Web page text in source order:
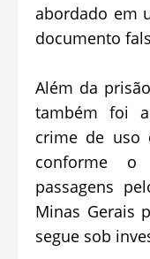
abordado em
documento
Além da
também foi
crime de uso
conforme o
passagens
Minas Gerais
segue sob